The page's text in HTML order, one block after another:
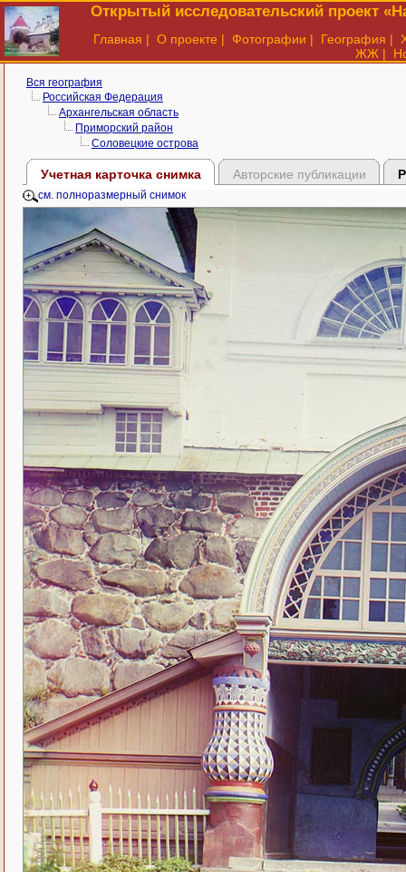
Открытый исследовательский проект
Главная | О проекте | Фотографии | География |
ЖЖ |
Вся география
Российская Федерация
Архангельская область
Приморский район
Соловецкие острова
Учетная карточка снимка Авторские публикации
см. полноразмерный снимок